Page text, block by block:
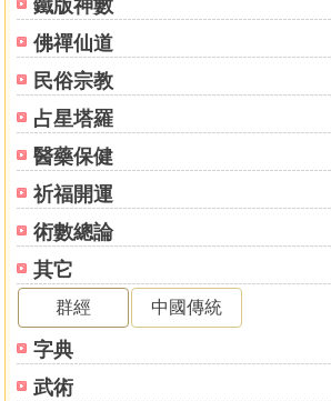
鐵版神數
佛禪仙道
民俗宗教
占星塔羅
醫藥保健
祈福開運
術數總論
其它
群經 中國傳統
字典
武術